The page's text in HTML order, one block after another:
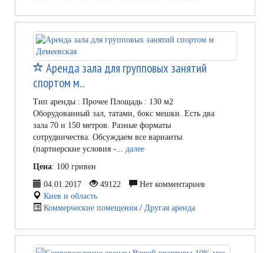
Аренда зала для групповых занятий
спортом м...
Тип аренды : Прочее Площадь : 130 м2
Оборудованный зал, татами, бокс мешки. Есть два
зала 70 и 150 метров. Разные форматы
сотрудничества. Обсуждаем все варианты
(партнерские условия -... далее
Цена: 100 гривен
04.01.2017
49122
Нет комментариев
Киев и область
Коммерческие помещения / Другая аренда